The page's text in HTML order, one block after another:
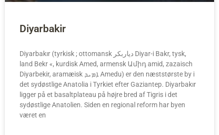
Diyarbakir
Diyarbakır (tyrkisk ; ottomansk دیاربکر Diyar-i Bakr, tysk,
land Bekr «, kurdisk Amed, armensk Ամիդ amid, zazaisch
Diyarbekir, aramæisk ܐܡܝܕ Amedu) er den næststørste by i
det sydøstlige Anatolia i Tyrkiet efter Gaziantep. Diyarbakır
ligger på et basaltplateau på højre bred af Tigris i det
sydøstlige Anatolien. Siden en regional reform har byen
været en